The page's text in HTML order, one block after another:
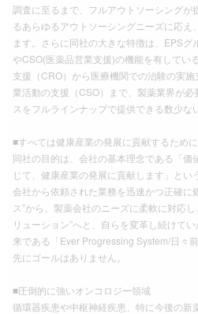
調査に至るまで、フルアウトソーシングが
るあらゆるアウトソーシングニーズに応
ます。さらに同社の大きな特徴は、EPS
やCSO(医薬品営業支援)の機能を有してい
支援（CRO）から医療機関での治験の実
業活動の支援（CSO）まで、製薬業界が
スをフルラインナップで提供できる数少な
■すべては健康産業の発展に貢献するために
同社の目的は、会社の基本理念である「価
じて、健康産業の発展に貢献します」と
会社から依頼された業務を迅速かつ正確に
ス”から、製薬会社のニーズに柔軟に対応
リューション”へと、自らを変革し続けて
来である「Ever Progressing System/日々
先にゴールはありません。
■圧倒的に強いオンコロジー領域
循環器疾患や中枢神経疾患、特に今後の新